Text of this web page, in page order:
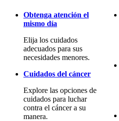
Obtenga atención el
mismo día
Elija los cuidados
adecuados para sus
necesidades menores.
Cuidados del cáncer
Explore las opciones de
cuidados para luchar
contra el cáncer a su
manera.